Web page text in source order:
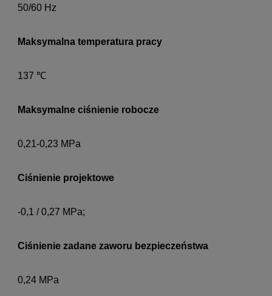
50/60 Hz
Maksymalna temperatura pracy
137 ℃
Maksymalne ciśnienie robocze
0,21-0,23 MPa
Ciśnienie projektowe
-0,1 / 0,27 MPa;
Ciśnienie zadane zaworu bezpieczeństwa
0,24 MPa